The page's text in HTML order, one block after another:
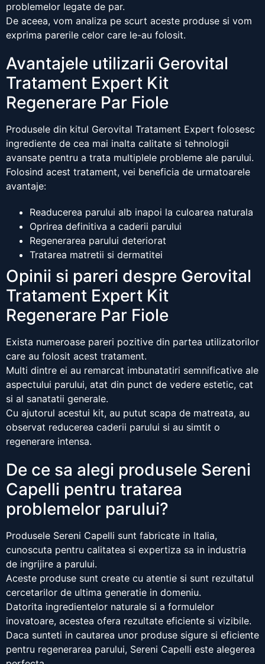
problemelor legate de par.
De aceea, vom analiza pe scurt aceste produse si vom
exprima parerile celor care le-au folosit.
Avantajele utilizarii Gerovital
Tratament Expert Kit
Regenerare Par Fiole
Produsele din kitul Gerovital Tratament Expert folosesc
ingrediente de cea mai inalta calitate si tehnologii
avansate pentru a trata multiplele probleme ale parului.
Folosind acest tratament, vei beneficia de urmatoarele
avantaje:
Readucerea parului alb inapoi la culoarea naturala
Oprirea definitiva a caderii parului
Regenerarea parului deteriorat
Tratarea matretii si dermatitei
Opinii si pareri despre Gerovital
Tratament Expert Kit
Regenerare Par Fiole
Exista numeroase pareri pozitive din partea utilizatorilor
care au folosit acest tratament.
Multi dintre ei au remarcat imbunatatiri semnificative ale
aspectului parului, atat din punct de vedere estetic, cat
si al sanatatii generale.
Cu ajutorul acestui kit, au putut scapa de matreata, au
observat reducerea caderii parului si au simtit o
regenerare intensa.
De ce sa alegi produsele Sereni
Capelli pentru tratarea
problemelor parului?
Produsele Sereni Capelli sunt fabricate in Italia,
cunoscuta pentru calitatea si expertiza sa in industria
de ingrijire a parului.
Aceste produse sunt create cu atentie si sunt rezultatul
cercetarilor de ultima generatie in domeniu.
Datorita ingredientelor naturale si a formulelor
inovatoare, acestea ofera rezultate eficiente si vizibile.
Daca sunteti in cautarea unor produse sigure si eficiente
pentru regenerarea parului, Sereni Capelli este alegerea